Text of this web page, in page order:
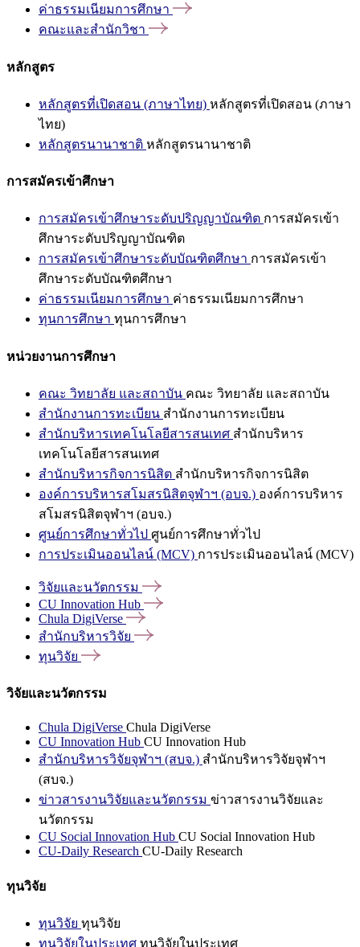
ค่าธรรมเนียมการศึกษา
คณะและสำนักวิชา
หลักสูตร
หลักสูตรที่เปิดสอน (ภาษาไทย) หลักสูตรที่เปิดสอน (ภาษา
ไทย)
หลักสูตรนานาชาติ หลักสูตรนานาชาติ
การสมัครเข้าศึกษา
การสมัครเข้าศึกษาระดับปริญญาบัณฑิต การสมัครเข้า
ศึกษาระดับปริญญาบัณฑิต
การสมัครเข้าศึกษาระดับบัณฑิตศึกษา การสมัครเข้า
ศึกษาระดับบัณฑิตศึกษา
ค่าธรรมเนียมการศึกษา ค่าธรรมเนียมการศึกษา
ทุนการศึกษา ทุนการศึกษา
หน่วยงานการศึกษา
คณะ วิทยาลัย และสถาบัน คณะ วิทยาลัย และสถาบัน
สำนักงานการทะเบียน สำนักงานการทะเบียน
สำนักบริหารเทคโนโลยีสารสนเทศ สำนักบริหาร
เทคโนโลยีสารสนเทศ
สำนักบริหารกิจการนิสิต สำนักบริหารกิจการนิสิต
องค์การบริหารสโมสรนิสิตจุฬาฯ (อบจ.) องค์การบริหาร
สโมสรนิสิตจุฬาฯ (อบจ.)
ศูนย์การศึกษาทั่วไป ศูนย์การศึกษาทั่วไป
การประเมินออนไลน์ (MCV) การประเมินออนไลน์ (MCV)
วิจัยและนวัตกรรม
CU Innovation Hub
Chula DigiVerse
สำนักบริหารวิจัย
ทุนวิจัย
วิจัยและนวัตกรรม
Chula DigiVerse Chula DigiVerse
CU Innovation Hub CU Innovation Hub
สำนักบริหารวิจัยจุฬาฯ (สบจ.) สำนักบริหารวิจัยจุฬาฯ
(สบจ.)
ข่าวสารงานวิจัยและนวัตกรรม ข่าวสารงานวิจัยและ
นวัตกรรม
CU Social Innovation Hub CU Social Innovation Hub
CU-Daily Research CU-Daily Research
ทุนวิจัย
ทุนวิจัย ทุนวิจัย
ทุนวิจัยในประเทศ ทุนวิจัยในประเทศ